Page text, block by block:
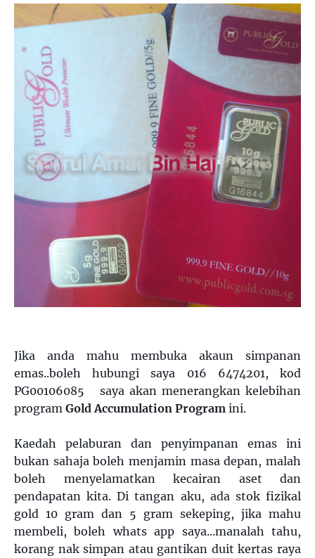
Jika anda mahu membuka akaun simpanan
emas..boleh hubungi saya 016 6474201, kod
PG00106085 saya akan menerangkan kelebihan
program Gold Accumulation Program ini.
Kaedah pelaburan dan penyimpanan emas ini
bukan sahaja boleh menjamin masa depan, malah
boleh menyelamatkan kecairan aset dan
pendapatan kita. Di tangan aku, ada stok fizikal
gold 10 gram dan 5 gram sekeping, jika mahu
membeli, boleh whats app saya...manalah tahu,
korang nak simpan atau gantikan duit kertas raya